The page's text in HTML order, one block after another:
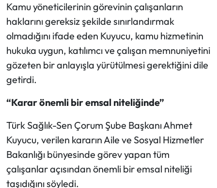
Kamu yöneticilerinin görevinin çalışanların
haklarını gereksiz şekilde sınırlandırmak
olmadığını ifade eden Kuyucu, kamu hizmetinin
hukuka uygun, katılımcı ve çalışan memnuniyetini
gözeten bir anlayışla yürütülmesi gerektiğini dile
getirdi.
“Karar önemli bir emsal niteliğinde”
Türk Sağlık-Sen Çorum Şube Başkanı Ahmet
Kuyucu, verilen kararın Aile ve Sosyal Hizmetler
Bakanlığı bünyesinde görev yapan tüm
çalışanlar açısından önemli bir emsal niteliği
taşıdığını söyledi.